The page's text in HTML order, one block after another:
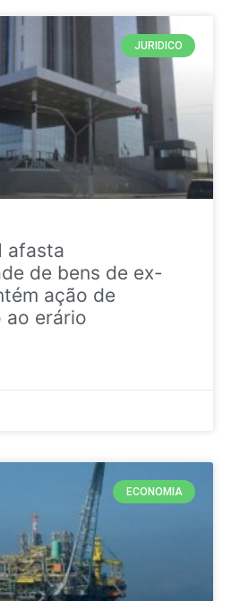
JURIDICO
afasta
de bens de ex-
ação de
ao erário
ECONOMIA